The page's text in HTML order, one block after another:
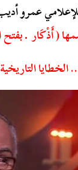
عمرو
( أَذْكَار ـ